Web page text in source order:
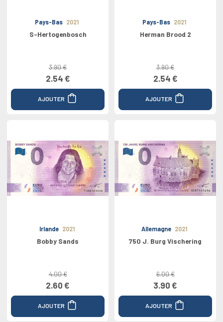
Pays-Bas 2021
S-Hertogenbosch
3.90 €
2.54 €
AJOUTER
Pays-Bas 2021
Herman Brood 2
3.90 €
2.54 €
AJOUTER
Irlande 2021
Bobby Sands
4.00 €
2.60 €
AJOUTER
Allemagne 2021
750 J. Burg Vischering
6.00 €
3.90 €
AJOUTER